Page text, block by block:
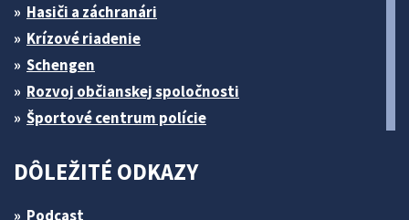
Hasiči a záchranári
Krízové riadenie
Schengen
Rozvoj občianskej spoločnosti
Športové centrum polície
DÔLEŽITÉ ODKAZY
Podcast